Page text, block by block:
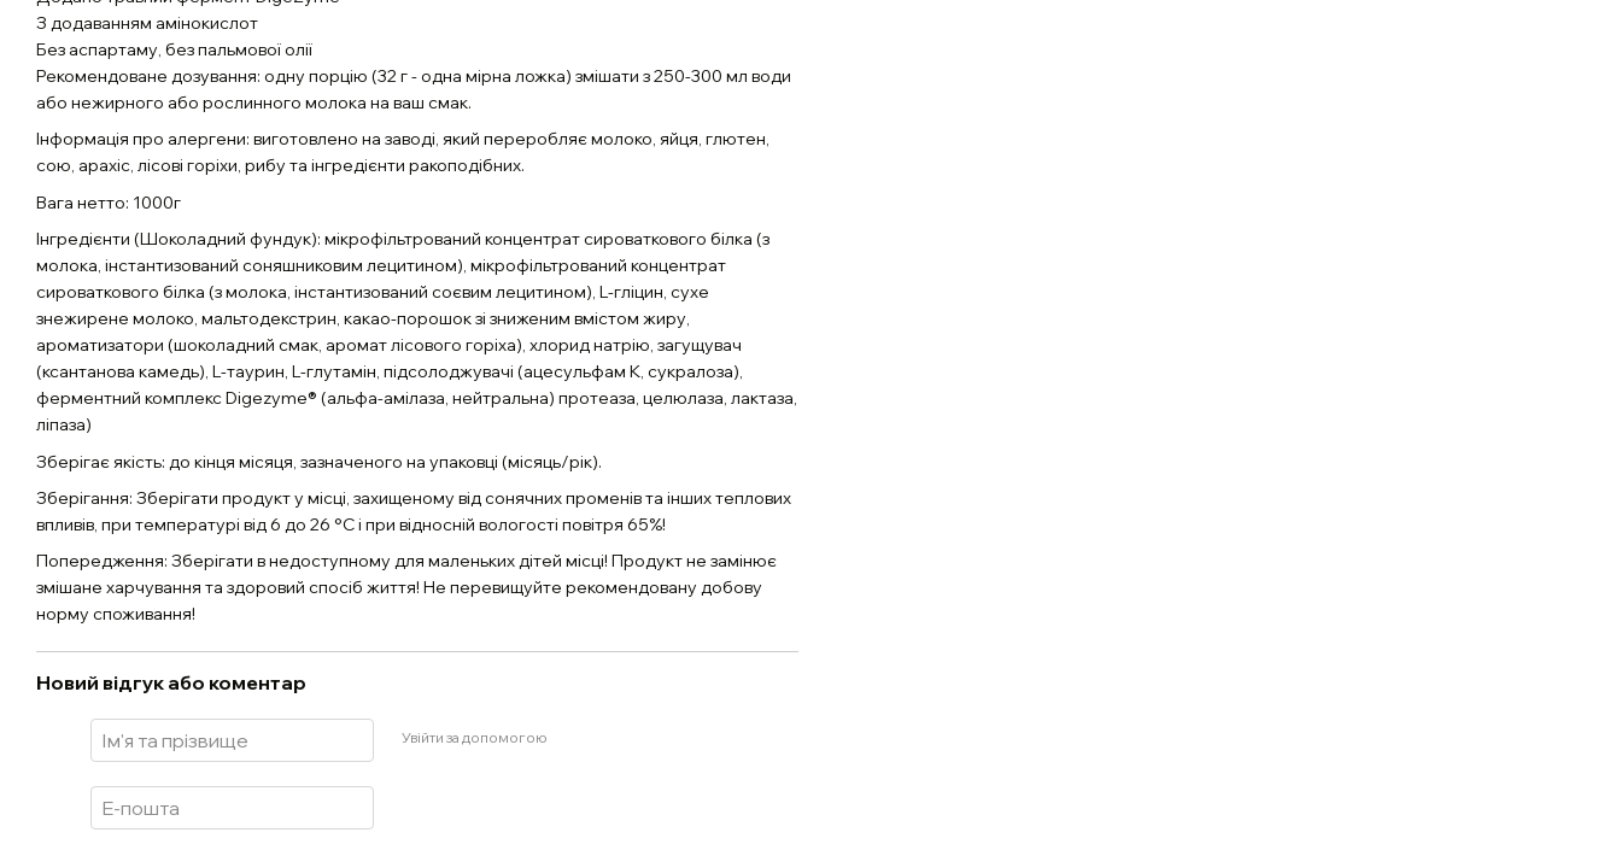
З додаванням амінокислот
Без аспартаму, без пальмової олії
Рекомендоване дозування: одну порцію (32 г - одна мірна ложка) змішати з 250-300 мл води
або нежирного або рослинного молока на ваш смак.
Інформація про алергени: виготовлено на заводі, який переробляє молоко, яйця, глютен,
сою, арахіс, лісові горіхи, рибу та інгредієнти ракоподібних.
Вага нетто: 1000г
Інгредієнти (Шоколадний фундук): мікрофільтрований концентрат сироваткового білка (з
молока, інстантизований соняшниковим лецитином), мікрофільтрований концентрат
сироваткового білка (з молока, інстантизований соєвим лецитином), L-гліцин, сухе
знежирене молоко, мальтодекстрин, какао-порошок зі зниженим вмістом жиру,
ароматизатори (шоколадний смак, аромат лісового горіха), хлорид натрію, загущувач
(ксантанова камедь), L-таурин, L-глутамін, підсолоджувачі (ацесульфам К, сукралоза),
ферментний комплекс Digezyme® (альфа-амілаза, нейтральна) протеаза, целюлаза, лактаза,
ліпаза)
Зберігає якість: до кінця місяця, зазначеного на упаковці (місяць/рік).
Зберігання: Зберігати продукт у місці, захищеному від сонячних променів та інших теплових
впливів, при температурі від 6 до 26 °C і при відносній вологості повітря 65%!
Попередження: Зберігати в недоступному для маленьких дітей місці! Продукт не замінює
змішане харчування та здоровий спосіб життя! Не перевищуйте рекомендовану добову
норму споживання!
Новий відгук або коментар
Увійти за допомогою